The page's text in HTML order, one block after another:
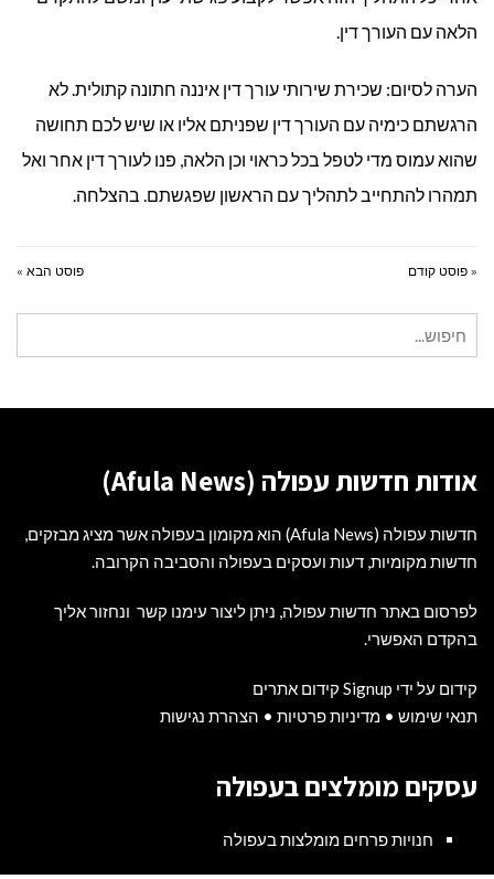
הלאה עם העורך דין.
הערה לסיום: שכירת שירותי עורך דין איננה חתונה קתולית. לא
הרגשתם כימיה עם העורך דין שפניתם אליו או שיש לכם תחושה
שהוא עמוס מדי לטפל בכל כראוי וכן הלאה, פנו לעורך דין אחר ואל
תמהרו להתחייב לתהליך עם הראשון שפגשתם. בהצלחה.
« פוסט קודם פוסט הבא »
עבור:
אודות חדשות עפולה (Afula News)
חדשות עפולה (Afula News) הוא מקומון בעפולה אשר מציג מבזקים,
חדשות מקומיות, דעות ועסקים בעפולה והסביבה הקרובה.
לפרסום באתר חדשות עפולה, ניתן ליצור עימנו קשר ונחזור אליך
בהקדם האפשרי.
קידום על ידי Signup קידום אתרים
תנאי שימוש • מדיניות פרטיות • הצהרת נגישות
עסקים מומלצים בעפולה
חנויות פרחים מומלצות בעפולה